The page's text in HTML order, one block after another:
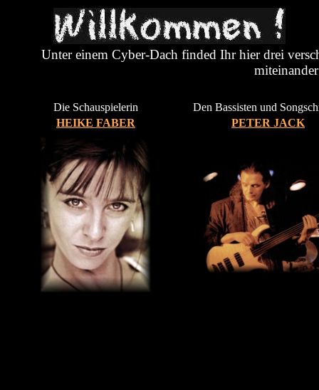
Unter einem Cyber-Dach finded Ihr hier drei
Die Schauspielerin
Den Bassisten und
HEIKE FABER
PETER JACK